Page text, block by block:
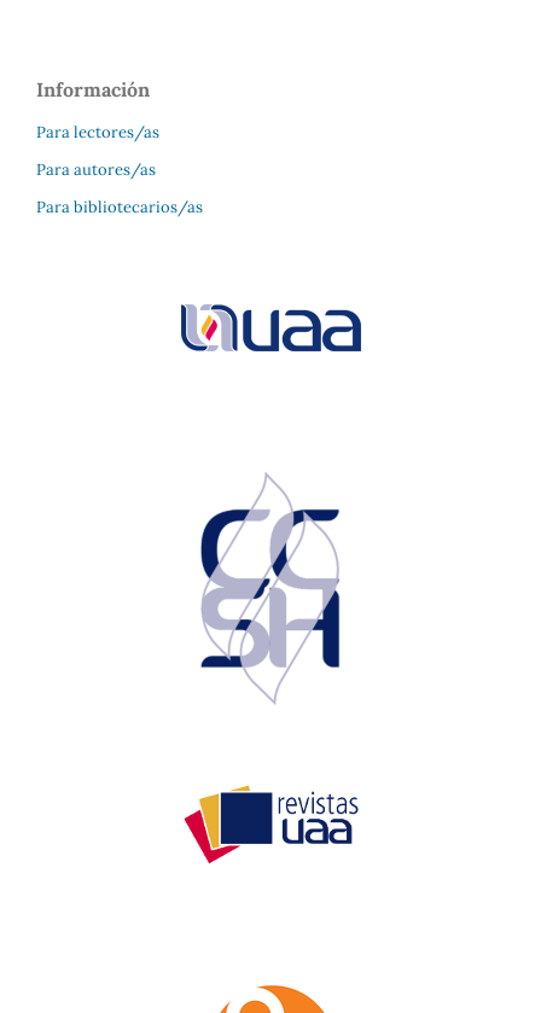
Información
Para lectores/as
Para autores/as
Para bibliotecarios/as